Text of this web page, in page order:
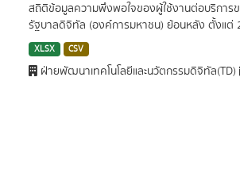
สถิติข้อมูลความพึงพอใจของผู้ใช้งานต่อบริกา
รัฐบาลดิจิทัล (องค์การมหาชน) ย้อนหลัง ตั้งแต่
XLSX CSV
ฝ่ายพัฒนาเทคโนโลยีและนวัตกรรมดิจิทัล(TD)